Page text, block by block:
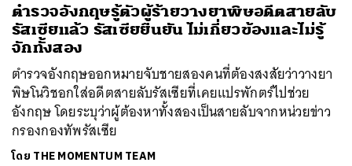
ตำรวจอังกฤษรู้ตัวผู้ร้ายวางยาพิษอดีตสายลับ
รัสเซียแล้ว รัสเซียยืนยัน ไม่เกี่ยวข้องและไม่รู้
จักทั้งสอง
ตำรวจอังกฤษออกหมายจับชายสองคนที่ต้องสงสัยว่าวางยา
พิษโนวิชอกใส่อดีตสายลับรัสเซียที่เคยแปรพักตร์ไปช่วย
อังกฤษ โดยระบุว่าผู้ต้องหาทั้งสองเป็นสายลับจากหน่วยข่าว
กรองกองทัพรัสเซีย
โดย THE MOMENTUM TEAM